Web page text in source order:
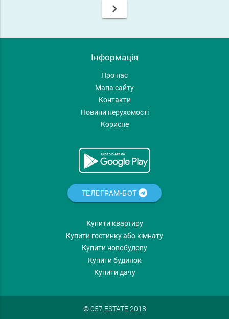
chevron_right
Інформація
Про нас
Мапа сайту
Контакти
Новини нерухомості
Корисне
ТЕЛЕГРАМ-БОТ
Купити квартиру
Купити гостинку або кімнату
Купити новобудову
Купити будинок
Купити дачу
© 057.ESTATE 2018